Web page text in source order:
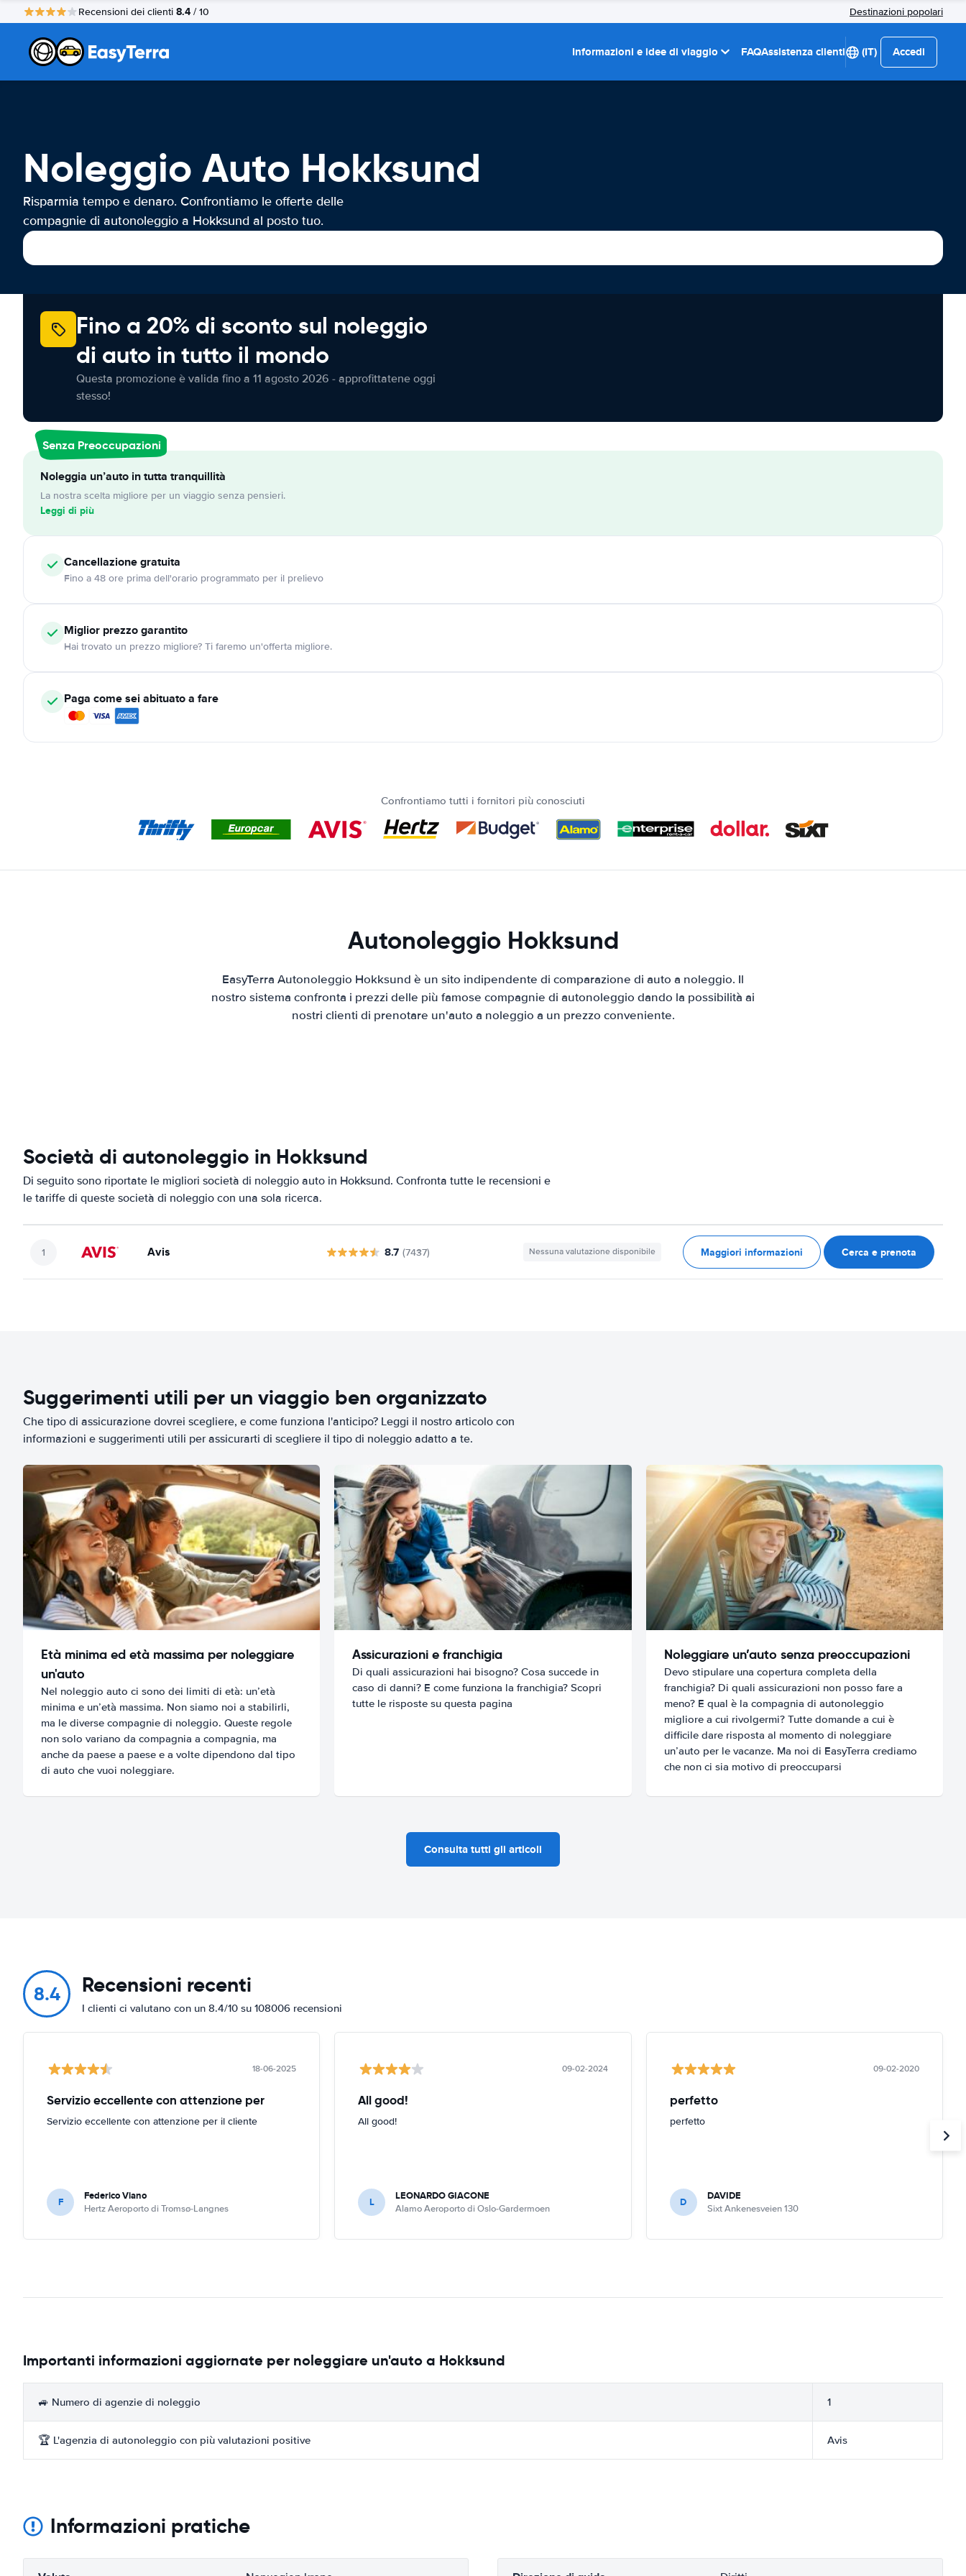
Recensioni dei clienti 8.4 / 10 Destinazioni popolari
Informazioni e idee di viaggio FAQAssistenza clienti (IT) Accedi
Noleggio Auto Hokksund
Risparmia tempo e denaro. Confrontiamo le offerte delle
compagnie di autonoleggio a Hokksund al posto tuo.
Fino a 20% di sconto sul noleggio
di auto in tutto il mondo
Questa promozione è valida fino a 11 agosto 2026 - approfittatene oggi
stesso!
Senza Preoccupazioni
Noleggia un’auto in tutta tranquillità
La nostra scelta migliore per un viaggio senza pensieri.
Leggi di più
Cancellazionegratuita
Fino a 48 ore prima dell'orario programmato per il prelievo
Miglior prezzo garantito
Hai trovato un prezzo migliore? Ti faremo un'offerta migliore.
Paga come sei abituato a fare
Confrontiamo tutti i fornitori più conosciuti
Autonoleggio Hokksund
EasyTerra Autonoleggio Hokksund è un sito indipendente di comparazione di auto a noleggio. Il
nostro sistema confronta i prezzi delle più famose compagnie di autonoleggio dando la possibilità ai
nostri clienti di prenotare un'auto a noleggio a un prezzo conveniente.
Società di autonoleggio in Hokksund
Di seguito sono riportate le migliori società di noleggio auto in Hokksund. Confronta tutte le recensioni e
le tariffe di queste società di noleggio con una sola ricerca.
Avis 8.7 (7437) Nessuna valutazione disponibile Maggiori informazioni Cerca e prenota
Suggerimenti utili per un viaggio ben organizzato
Che tipo di assicurazione dovrei scegliere, e come funziona l'anticipo? Leggi il nostro articolo con
informazioni e suggerimenti utili per assicurarti di scegliere il tipo di noleggio adatto a te.
Età minima ed età massima per noleggiare
un'auto
Nel noleggio auto ci sono dei limiti di età: un’età
minima e un’età massima. Non siamo noi a stabilirli,
ma le diverse compagnie di noleggio. Queste regole
non solo variano da compagnia a compagnia, ma
anche da paese a paese e a volte dipendono dal tipo
di auto che vuoi noleggiare.
Assicurazioni e franchigia
Di quali assicurazioni hai bisogno? Cosa succede in
caso di danni? E come funziona la franchigia? Scopri
tutte le risposte su questa pagina
Noleggiare un’auto senza preoccupazioni
Devo stipulare una copertura completa della
franchigia? Di quali assicurazioni non posso fare a
meno? E qual è la compagnia di autonoleggio
migliore a cui rivolgermi? Tutte domande a cui è
difficile dare risposta al momento di noleggiare
un’auto per le vacanze. Ma noi di EasyTerra crediamo
che non ci sia motivo di preoccuparsi
Consulta tutti gli articoli
8.4 Recensioni recenti
I clienti ci valutano con un 8.4/10 su 108006 recensioni
18-06-2025
Servizio eccellente con attenzione per
Servizio eccellente con attenzione per il cliente
F Federico Viano
Hertz Aeroporto di Tromsø-Langnes
09-02-2024
All good!
All good!
L LEONARDO GIACONE
Alamo Aeroporto di Oslo-Gardermoen
09-02-2020
perfetto
perfetto
D DAVIDE
Sixt Ankenesveien 130
Importanti informazioni aggiornate per noleggiare un'auto a Hokksund
🚙 Numero di agenzie di noleggio 1
🏆 L'agenzia di autonoleggio con più valutazioni positive Avis
Informazioni pratiche